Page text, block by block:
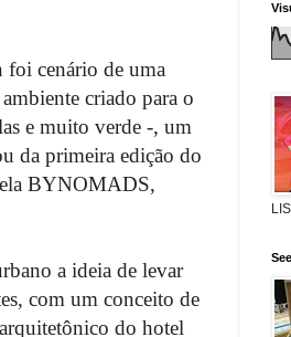
cenário de uma
criado para o
e muito verde -, um
da primeira edição do
BYNOMADS,
a ideia de levar
com um conceito de
do hotel